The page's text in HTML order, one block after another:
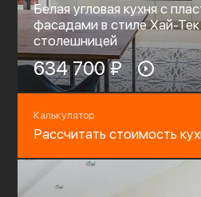
Белая угловая кухня с
фасадами в стиле Хай-
столешницей
634 700 ₽
Калькулятор
Рассчитать стоимость